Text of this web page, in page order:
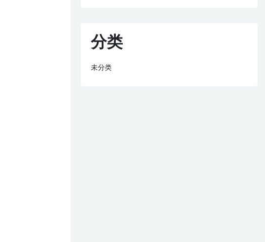
分类
未分类